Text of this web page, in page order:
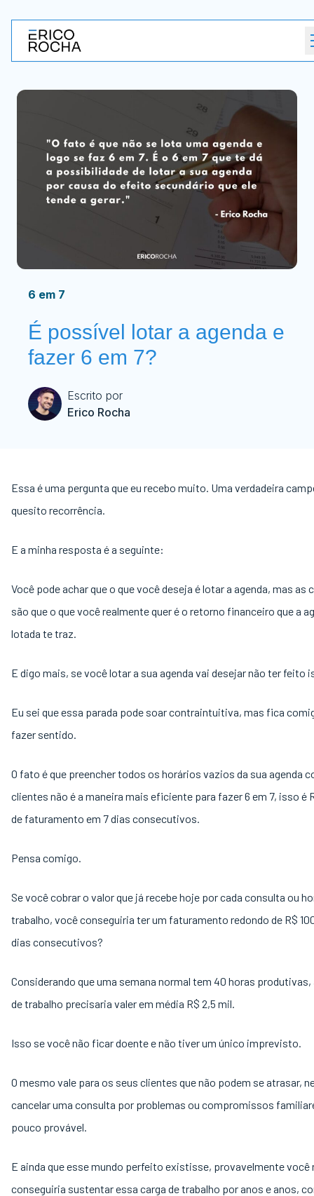
6 em 7
É possível lotar a agenda e
fazer 6 em 7?
Escrito por
Erico Rocha
Essa é uma pergunta que eu recebo muito. Uma verdadeira
quesito recorrência.
E a minha resposta é a seguinte:
Você pode achar que o que você deseja é lotar a agenda, mas as
são que o que você realmente quer é o retorno financeiro que a
lotada te traz.
E digo mais, se você lotar a sua agenda vai desejar não ter feito
Eu sei que essa parada pode soar contraintuitiva, mas fica
fazer sentido.
O fato é que preencher todos os horários vazios da sua agenda
clientes não é a maneira mais eficiente para fazer 6 em 7, isso é
de faturamento em 7 dias consecutivos.
Pensa comigo.
Se você cobrar o valor que já recebe hoje por cada consulta ou
trabalho, você conseguiria ter um faturamento redondo de R$
dias consecutivos?
Considerando que uma semana normal tem 40 horas produtivas,
de trabalho precisaria valer em média R$ 2,5 mil.
Isso se você não ficar doente e não tiver um único imprevisto.
O mesmo vale para os seus clientes que não podem se atrasar,
cancelar uma consulta por problemas ou compromissos
pouco provável.
E ainda que esse mundo perfeito existisse, provavelmente você
conseguiria sustentar essa carga de trabalho por anos e anos,